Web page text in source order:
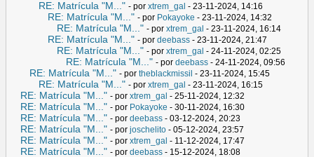
RE: Matrícula "M..." - por xtrem_gal - 23-11-2024, 14:16
RE: Matrícula "M..." - por Pokayoke - 23-11-2024, 14:32
RE: Matrícula "M..." - por xtrem_gal - 23-11-2024, 16:14
RE: Matrícula "M..." - por deebass - 23-11-2024, 21:47
RE: Matrícula "M..." - por xtrem_gal - 24-11-2024, 02:25
RE: Matrícula "M..." - por deebass - 24-11-2024, 09:56
RE: Matrícula "M..." - por theblackmissil - 23-11-2024, 15:45
RE: Matrícula "M..." - por xtrem_gal - 23-11-2024, 16:15
RE: Matrícula "M..." - por xtrem_gal - 25-11-2024, 12:32
RE: Matrícula "M..." - por Pokayoke - 30-11-2024, 16:30
RE: Matrícula "M..." - por deebass - 03-12-2024, 20:23
RE: Matrícula "M..." - por joschelito - 05-12-2024, 23:57
RE: Matrícula "M..." - por xtrem_gal - 11-12-2024, 17:47
RE: Matrícula "M..." - por deebass - 15-12-2024, 18:08